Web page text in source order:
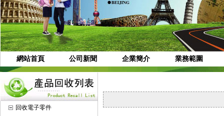
網站首頁 公司新聞 企業簡介 業務範圍
回收電子零件